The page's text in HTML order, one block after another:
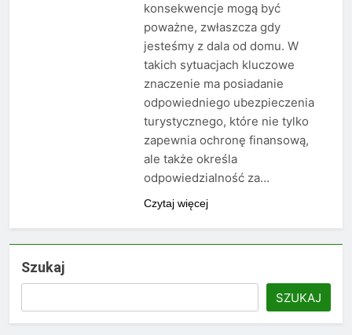
konsekwencje mogą być
poważne, zwłaszcza gdy
jesteśmy z dala od domu. W
takich sytuacjach kluczowe
znaczenie ma posiadanie
odpowiedniego ubezpieczenia
turystycznego, które nie tylko
zapewnia ochronę finansową,
ale także określa
odpowiedzialność za…
Czytaj więcej
Szukaj
SZUKAJ